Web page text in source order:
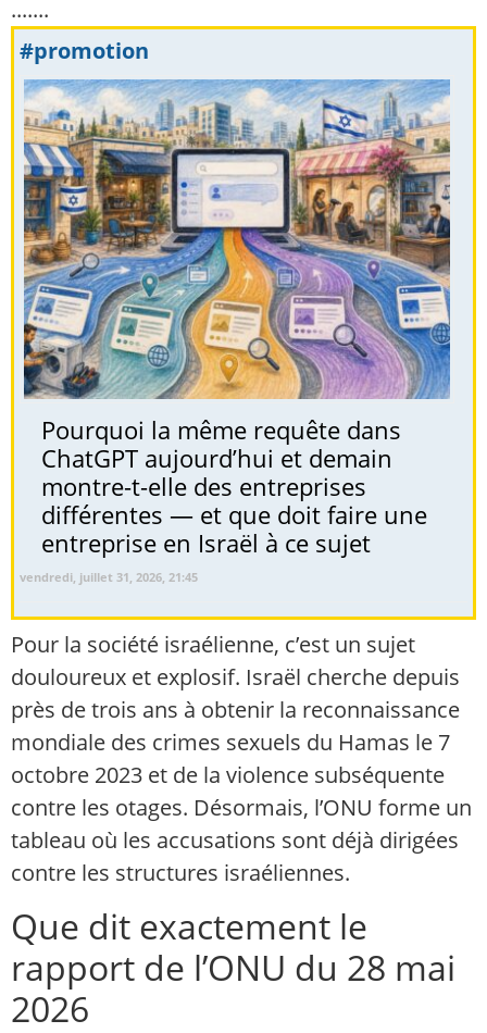
.......
#promotion
Pourquoi la même requête dans
ChatGPT aujourd’hui et demain
montre-t-elle des entreprises
différentes — et que doit faire une
entreprise en Israël à ce sujet
vendredi, juillet 31, 2026, 21:45
Pour la société israélienne, c’est un sujet
douloureux et explosif. Israël cherche depuis
près de trois ans à obtenir la reconnaissance
mondiale des crimes sexuels du Hamas le 7
octobre 2023 et de la violence subséquente
contre les otages. Désormais, l’ONU forme un
tableau où les accusations sont déjà dirigées
contre les structures israéliennes.
Que dit exactement le
rapport de l’ONU du 28 mai
2026